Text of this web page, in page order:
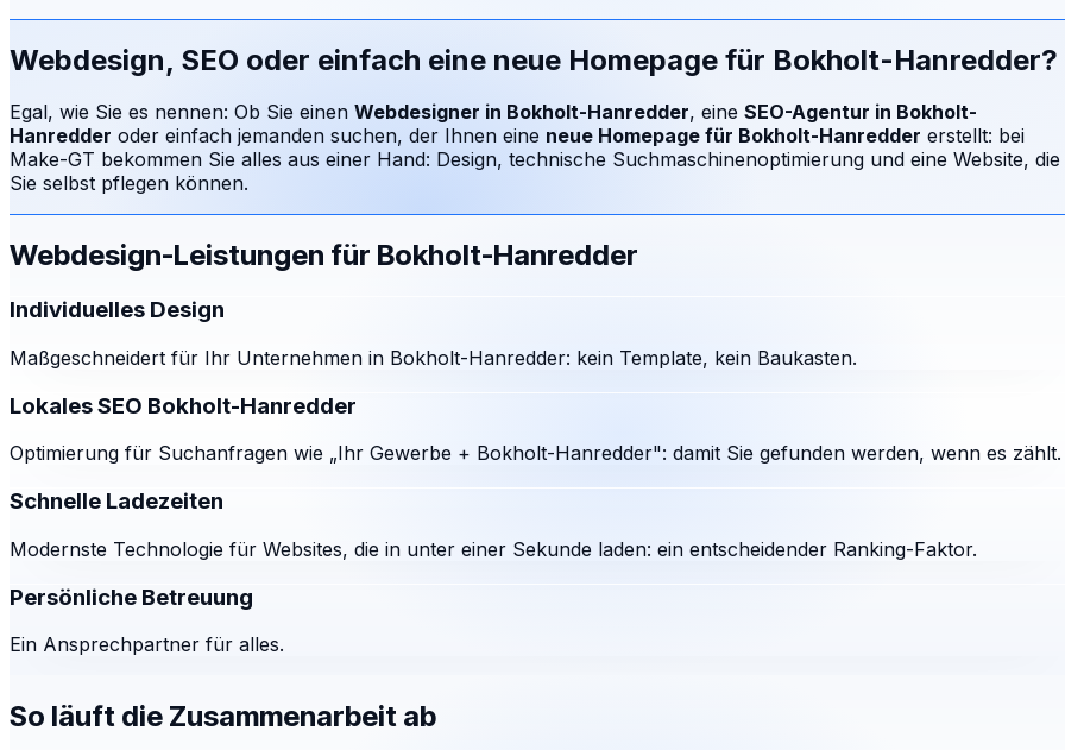
Webdesign, SEO oder einfach eine neue Homepage für Bokholt-Hanredder?
Egal, wie Sie es nennen: Ob Sie einen Webdesigner in Bokholt-Hanredder, eine SEO-Agentur in Bokholt-
Hanredder oder einfach jemanden suchen, der Ihnen eine neue Homepage für Bokholt-Hanredder erstellt: bei
Make-GT bekommen Sie alles aus einer Hand: Design, technische Suchmaschinenoptimierung und eine Website, die
Sie selbst pflegen können.
Webdesign-Leistungen für Bokholt-Hanredder
Individuelles Design
Maßgeschneidert für Ihr Unternehmen in Bokholt-Hanredder: kein Template, kein Baukasten.
Lokales SEO Bokholt-Hanredder
Optimierung für Suchanfragen wie „Ihr Gewerbe + Bokholt-Hanredder": damit Sie gefunden werden, wenn es zählt.
Schnelle Ladezeiten
Modernste Technologie für Websites, die in unter einer Sekunde laden: ein entscheidender Ranking-Faktor.
Persönliche Betreuung
Ein Ansprechpartner für alles.
So läuft die Zusammenarbeit ab